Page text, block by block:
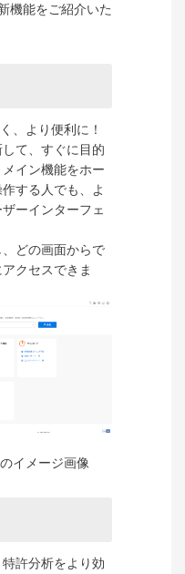
機能をご紹介いた
、より便利に！
て、すぐに目的
イン機能をホー
する人でも、よ
ーインターフェ
どの画面からで
クセスできま
イメージ画像
許分析をより効